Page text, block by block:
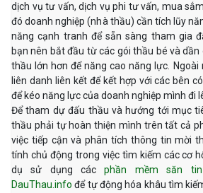
dịch vụ tư vấn, dịch vụ phi tư vấn, mua
đó doanh nghiệp (nhà thầu) cần tích lũy
năng cạnh tranh để sẵn sàng tham gia
bạn nên bắt đầu từ các gói thầu bé và dần
thầu lớn hơn để năng cao năng lực. Ngoài
liên danh liên kết để kết hợp với các bên
để kéo năng lực của doanh nghiệp mình đi
Để tham dự đấu thầu và hướng tới mục
thầu phải tự hoàn thiện mình trên tất cả
việc tiếp cận và phân tích thông tin mời
tính chủ động trong việc tìm kiếm các cơ
dụ sử dụng cácphần mềm săn
DauThau.info để tự động hóa khâu tìm